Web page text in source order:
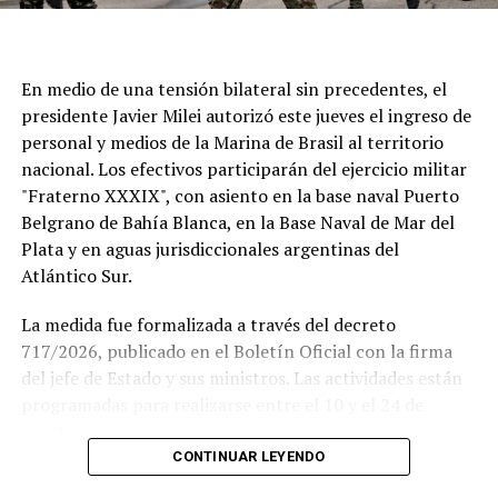
En medio de una tensión bilateral sin precedentes, el
presidente Javier Milei autorizó este jueves el ingreso de
personal y medios de la Marina de Brasil al territorio
nacional. Los efectivos participarán del ejercicio militar
"Fraterno XXXIX", con asiento en la base naval Puerto
Belgrano de Bahía Blanca, en la Base Naval de Mar del
Plata y en aguas jurisdiccionales argentinas del
Atlántico Sur.
La medida fue formalizada a través del decreto
717/2026, publicado en el Boletín Oficial con la firma
del jefe de Estado y sus ministros. Las actividades están
CONTINUAR LEYENDO